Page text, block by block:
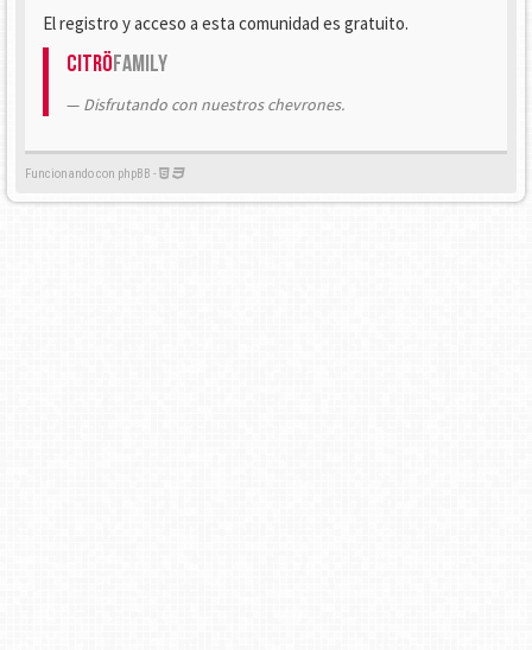
El registro y acceso a esta comunidad es gratuito.
CitröFamily
Disfrutando con nuestros chevrones.
Funcionando con phpBB -